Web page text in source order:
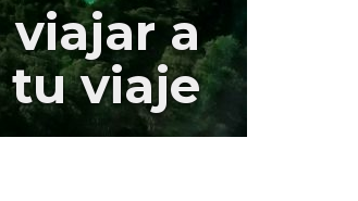
viajar a
tu viaje